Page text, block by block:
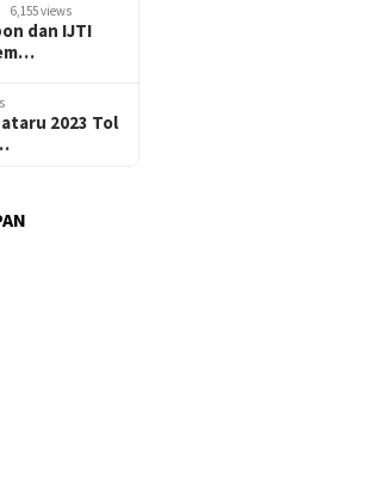
6,155 views
dan IJTI
2023 Tol